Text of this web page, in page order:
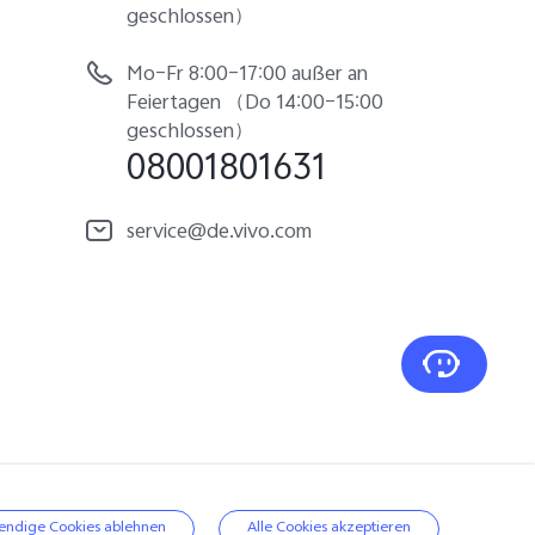
geschlossen）
Mo–Fr 8:00–17:00 außer an
Feiertagen （Do 14:00–15:00
geschlossen）
08001801631
service@de.vivo.com
| vivo-Datenrichtlinie | Deutschland | Land/Region
Cookies ablehnen Alle Cookies akzeptieren